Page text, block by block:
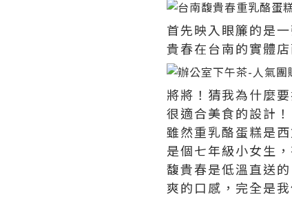
首先映入眼簾的是
貴春在台南的實體
將將！猜我為什麼
很適合美食的設計！
雖然重乳酪蛋糕是
是個七年級小女生
馥貴春是低溫直送
爽的口感，完全是